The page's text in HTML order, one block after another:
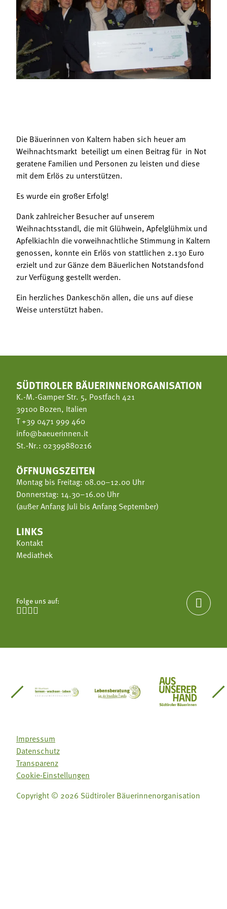
Mitgliedschaft
Landessekretariat
Bäuerliche Buffets
Hofgeschichten
Die Bäuerinnen von Kaltern haben sich heuer am
Weihnachtsmarkt beteiligt um einen Beitrag für in Not
geratene Familien und Personen zu leisten und diese
mit dem Erlös zu unterstützen.
Es wurde ein großer Erfolg!
Dank zahlreicher Besucher auf unserem
Weihnachtsstandl, die mit Glühwein, Apfelglühmix und
Apfelkiachln die vorweihnachtliche Stimmung in Kaltern
genossen, konnte ein Erlös von stattlichen 2.130 Euro
erzielt und zur Gänze dem Bäuerlichen Notstandsfond
zur Verfügung gestellt werden.
Ein herzliches Dankeschön allen, die uns auf diese
Weise unterstützt haben.
SÜDTIROLER BÄUERINNENORGANISATION
K.-M.-Gamper Str. 5, Postfach 421
39100 Bozen, Italien
T+39 0471 999 460
info@baeuerinnen.it
St.-Nr.: 02399880216
ÖFFNUNGSZEITEN
Montag bis Freitag: 08.00–12.00 Uhr
Donnerstag: 14.30–16.00 Uhr
(außer Anfang Juli bis Anfang September)
LINKS
Kontakt
Mediathek
Folge uns auf:


Südtirol
Gärtnervereinigung
Sozialgenossenschaft Mit Bäuerinnen lernen -
Lebensberatung für dieAus unserer
Impressum
Datenschutz
Transparenz
Cookie-Einstellungen
Copyright © 2026 Südtiroler Bäuerinnenorganisation